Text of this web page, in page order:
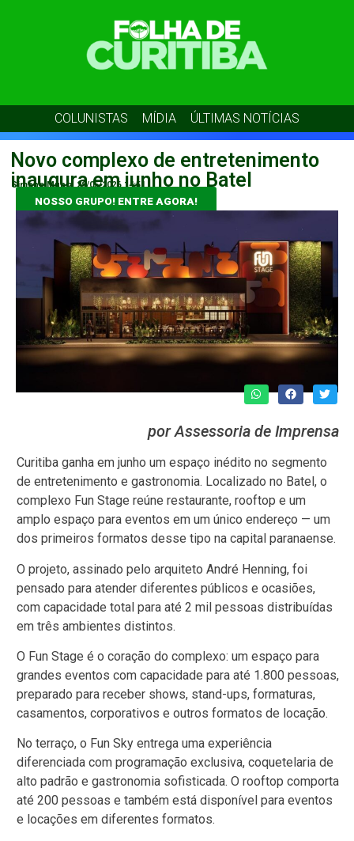
COLUNISTAS MÍDIA ÚLTIMAS NOTÍCIAS
Novo complexo de entretenimento
inaugura em junho no Batel
Simone Muniz 29/05/2026 14:51
NOSSO GRUPO! ENTRE AGORA!
por Assessoria de Imprensa
Curitiba ganha em junho um espaço inédito no segmento
de entretenimento e gastronomia. Localizado no Batel, o
complexo Fun Stage reúne restaurante, rooftop e um
amplo espaço para eventos em um único endereço — um
dos primeiros formatos desse tipo na capital paranaense.
O projeto, assinado pelo arquiteto André Henning, foi
pensado para atender diferentes públicos e ocasiões,
com capacidade total para até 2 mil pessoas distribuídas
em três ambientes distintos.
O Fun Stage é o coração do complexo: um espaço para
grandes eventos com capacidade para até 1.800 pessoas,
preparado para receber shows, stand-ups, formaturas,
casamentos, corporativos e outros formatos de locação.
No terraço, o Fun Sky entrega uma experiência
diferenciada com programação exclusiva, coquetelaria de
alto padrão e gastronomia sofisticada. O rooftop comporta
até 200 pessoas e também está disponível para eventos
e locações em diferentes formatos.